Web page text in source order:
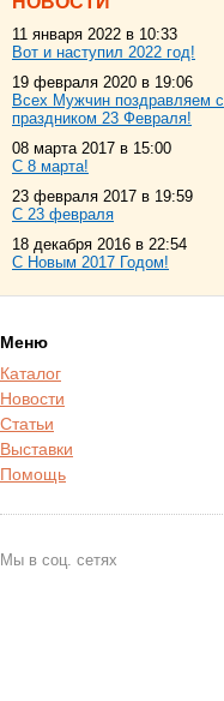
11 января 2022 в 10:33
Вот и наступил 2022 год!
19 февраля 2020 в 19:06
Всех Мужчин поздравляем с
праздником 23 Февраля!
08 марта 2017 в 15:00
С 8 марта!
23 февраля 2017 в 19:59
С 23 февраля
18 декабря 2016 в 22:54
С Новым 2017 Годом!
Меню
Каталог
Новости
Статьи
Выставки
Помощь
Мы в соц. сетях